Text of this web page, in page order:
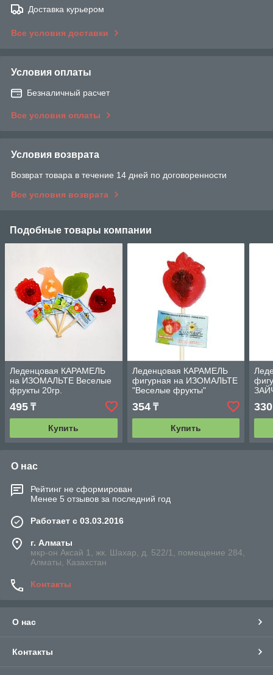
Доставка курьером
Все условия доставки
Условия оплаты
Безналичный расчет
Все условия оплаты
Условия возврата
Возврат товара в течение 14 дней по договоренности
Все условия возврата
Подобные товары компании
Леденцовая КАРАМЕЛЬ
на ИЗОМАЛЬТЕ Веселые
фрукты 20гр.
495 ₸
Купить
Леденцовая КАРАМЕЛЬ
фигурная на ИЗОМАЛЬТЕ
"Веселые фрукты"
КЛУБНИКА 20г
354₸
Купить
330
О нас
Рейтинг не сформирован
Менее 5 отзывов за последний год
Работает с 03.03.2016
г. Алматы
мкр-он Аксай 1, жк. Шахар, д. 522/1, помещение 284,
Алматы, Казахстан
Контакты
О нас
Контакты